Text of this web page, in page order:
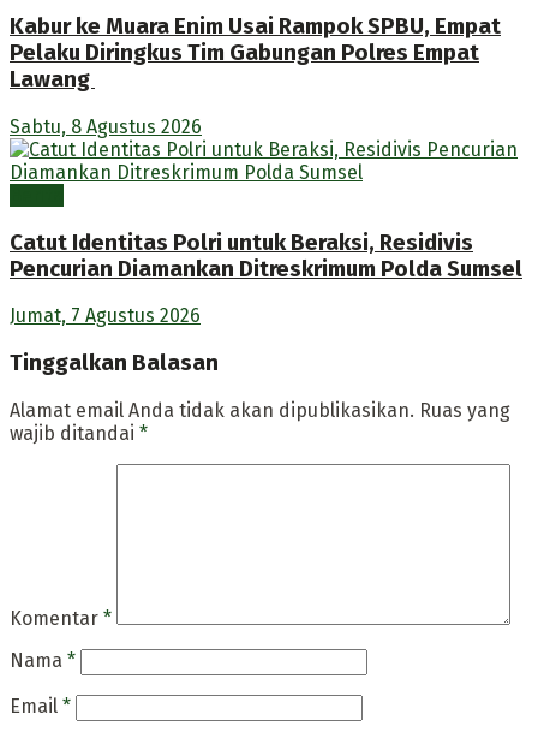
Kabur ke Muara Enim Usai Rampok SPBU, Empat
Pelaku Diringkus Tim Gabungan Polres Empat
Lawang
Sabtu, 8 Agustus 2026
Catut Identitas Polri untuk Beraksi, Residivis
Pencurian Diamankan Ditreskrimum Polda Sumsel
Jumat, 7 Agustus 2026
Tinggalkan Balasan
Alamat email Anda tidak akan dipublikasikan. Ruas yang
wajib ditandai *
Komentar *
Nama *
Email *